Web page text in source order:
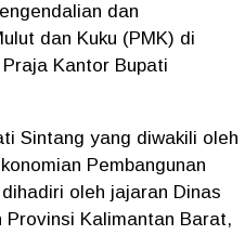
dan
dan Kuku (PMK) di
Kantor Bupati
Sintang yang diwakili oleh
Pembangunan
oleh jajaran Dinas
Provinsi Kalimantan Barat,